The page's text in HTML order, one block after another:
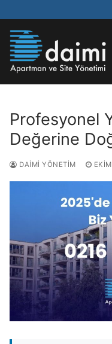
Profesyonel
Değerine
DAIMI YÖNETIM